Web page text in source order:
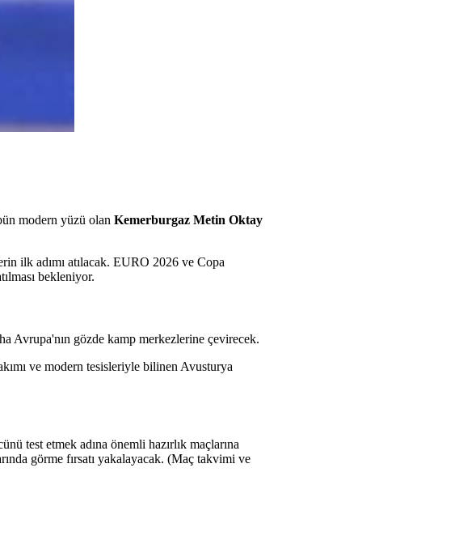
modern yüzü olan Kemerburgaz Metin Oktay
ilk adımı atılacak. EURO 2026 ve Copa
bekleniyor.
Avrupa'nın gözde kamp merkezlerine çevirecek.
ve modern tesisleriyle bilinen Avusturya
test etmek adına önemli hazırlık maçlarına
görme fırsatı yakalayacak. (Maç takvimi ve